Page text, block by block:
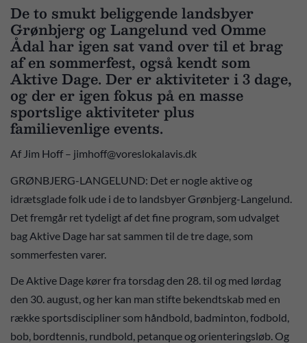
De to smukt beliggende landsbyer
Grønbjerg og Langelund ved Omme
Ådal har igen sat vand over til et brag
af en sommerfest, også kendt som
Aktive Dage. Der er aktiviteter i 3 dage,
og der er igen fokus på en masse
sportslige aktiviteter plus
familievenlige events.
Af Jim Hoff – jimhoff@voreslokalavis.dk
GRØNBJERG-LANGELUND: Det er nogle aktive og
idrætsglade folk ude i de to landsbyer Grønbjerg-Langelund.
Det fremgår ret tydeligt af det fine program, som udvalget
bag Aktive Dage har sat sammen til de tre dage, som
sommerfesten varer.
De Aktive Dage kører fra torsdag den 28. til og med lørdag
den 30. august, og her kan man stifte bekendtskab med en
række sportsdiscipliner som håndbold, badminton, fodbold,
bob, bordtennis, rundbold, petanque og orienteringsløb. Og